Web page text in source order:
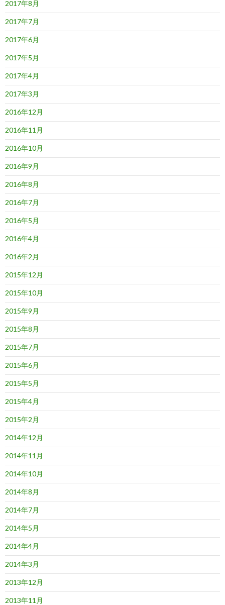
2017年8月
2017年7月
2017年6月
2017年5月
2017年4月
2017年3月
2016年12月
2016年11月
2016年10月
2016年9月
2016年8月
2016年7月
2016年5月
2016年4月
2016年2月
2015年12月
2015年10月
2015年9月
2015年8月
2015年7月
2015年6月
2015年5月
2015年4月
2015年2月
2014年12月
2014年11月
2014年10月
2014年8月
2014年7月
2014年5月
2014年4月
2014年3月
2013年12月
2013年11月